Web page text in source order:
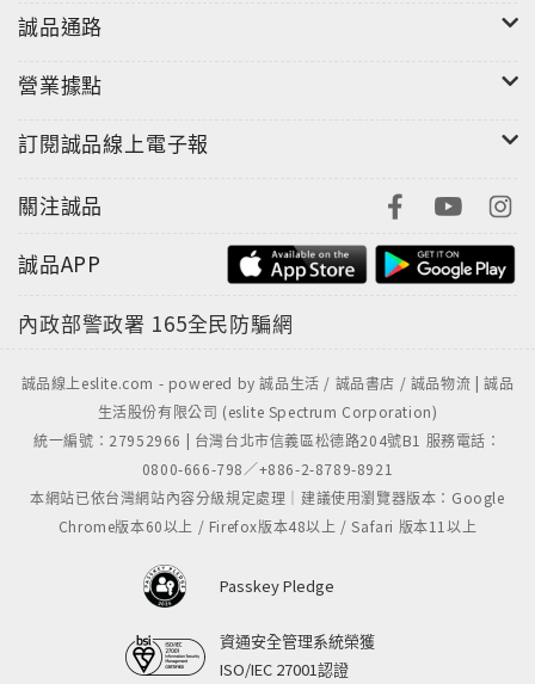
或欽佩的畫面，帶領著讀者一同進入了解世界地標的領
域。
誠品通路
營業據點
訂閱誠品線上電子報
關注誠品
誠品APP
內政部警政署 165全民防騙網
誠品線上eslite.com - powered by 誠品生活 / 誠品書店 / 誠品物流 | 誠品
生活股份有限公司 (eslite Spectrum Corporation)
統一編號：27952966 | 台灣台北市信義區松德路204號B1 服務電話：
0800-666-798／+886-2-8789-8921
本網站已依台灣網站內容分級規定處理｜建議使用瀏覽器版本：Google
Chrome版本60以上 / Firefox版本48以上 / Safari 版本11以上
Passkey Pledge
資通安全管理系統榮獲
ISO/IEC 27001認證